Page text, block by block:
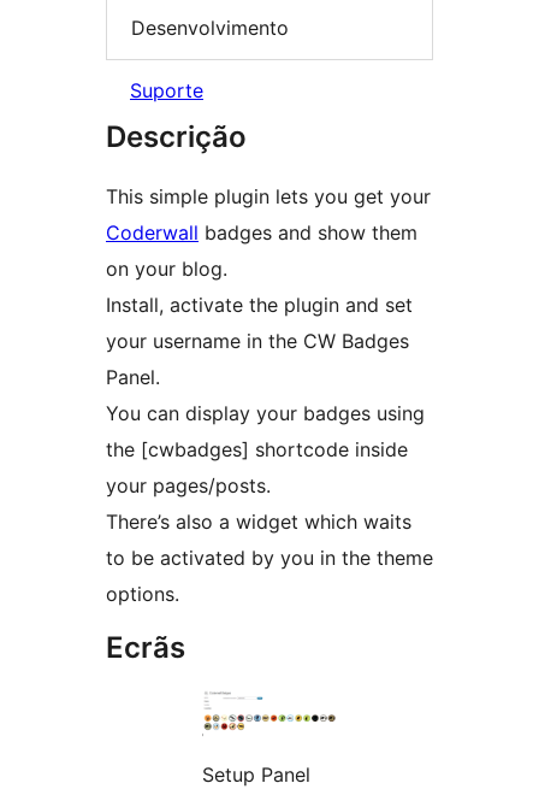
Desenvolvimento
Suporte
Descrição
This simple plugin lets you get your
Coderwall badges and show them
on your blog.
Install, activate the plugin and set
your username in the CW Badges
Panel.
You can display your badges using
the [cwbadges] shortcode inside
your pages/posts.
There’s also a widget which waits
to be activated by you in the theme
options.
Ecrãs
Setup Panel